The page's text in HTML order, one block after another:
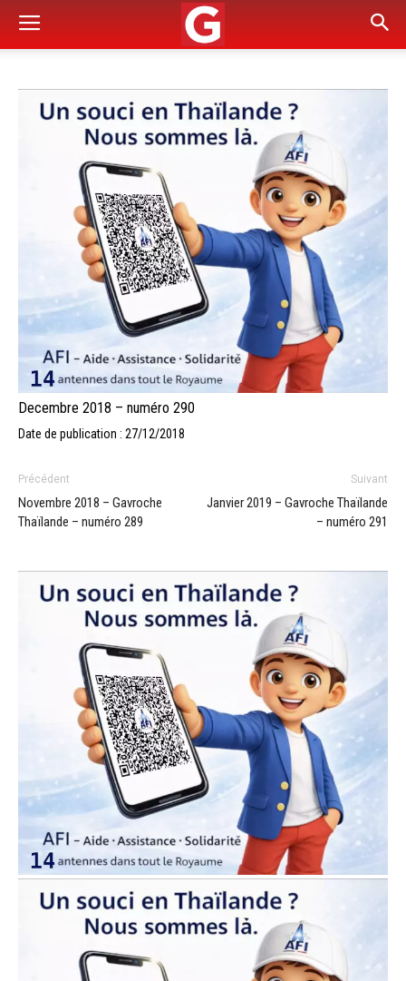
Decembre 2018 – numéro 290
Date de publication : 27/12/2018
Précédent
Novembre 2018 – Gavroche
Thaïlande – numéro 289
Suivant
Janvier 2019 – Gavroche Thaïlande
– numéro 291